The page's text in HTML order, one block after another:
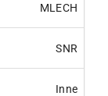
MLECH
SNR
Inne